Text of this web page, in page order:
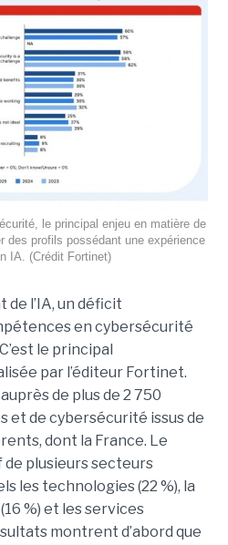
le principal enjeu en matière de
des profils possédant une expérience
IA. (Crédit Fortinet)
de l’IA, un déficit
en cybersécurité
le principal
par l’éditeur Fortinet.
de plus de 2 750
et de cybersécurité issus de
dont la France. Le
plusieurs secteurs
les technologies (22 %), la
%) et les services
montrent d’abord que